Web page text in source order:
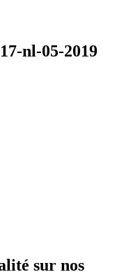
nl-05-2019
sur nos